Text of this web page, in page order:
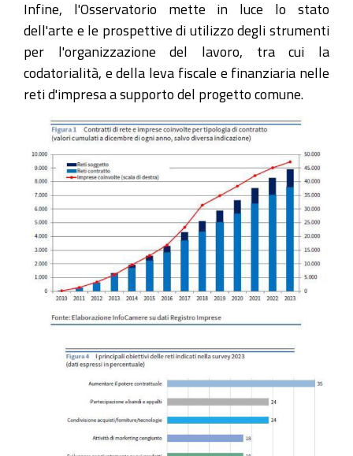
Infine, l'Osservatorio mette in luce lo stato
dell'arte e le prospettive di utilizzo degli strumenti
per l'organizzazione del lavoro, tra cui la
codatorialità, e della leva fiscale e finanziaria nelle
reti d'impresa a supporto del progetto comune.